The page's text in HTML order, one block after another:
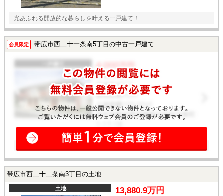
光あふれる開放的な暮らしを叶える一戸建て！
会員限定 帯広市西二十一条南5丁目の中古一戸建て
帯広市西二十二条南3丁目の土地
土地 13,880.9万円